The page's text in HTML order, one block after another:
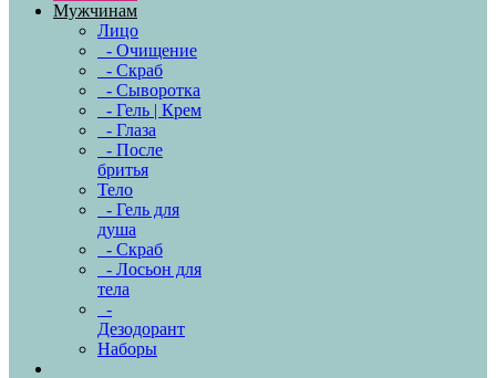
Мужчинам
Лицо
- Очищение
- Скраб
- Сыворотка
- Гель | Крем
- Глаза
- После
бритья
Тело
- Гель для
душа
- Скраб
- Лосьон для
тела
-
Дезодорант
Наборы